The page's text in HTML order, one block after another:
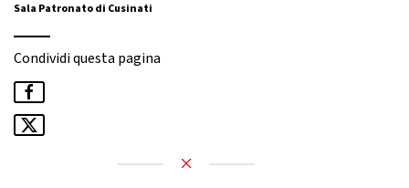
Sala Patronato di Cusinati
Condividi questa pagina